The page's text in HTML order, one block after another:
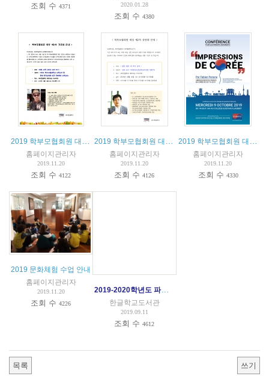
조회 수4371 2020.01.28
조회 수4380
홈페이지관리자
2019.11.20
조회 수4122
홈페이지관리자
2019.11.20
조회 수4126
홈페이지관리자
2019.11.20
조회 수 4330
2019 문화체험 수업 안내
홈페이지관리자
2019.11.20
조회 수4226
2019-2020학년도 파리한글학교 입학안내
한글학교도서관
2019.09.11
조회 수4612
목록 쓰기